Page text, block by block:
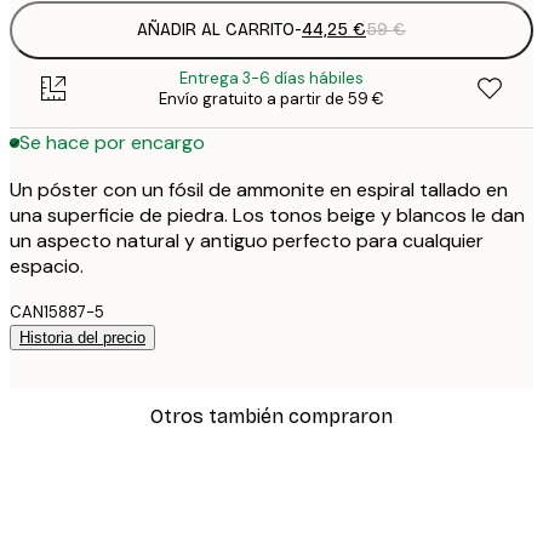
AÑADIR AL CARRITO-44,25 €59 €
Entrega 3-6 días hábiles
Envío gratuito a partir de 59 €
Se hace por encargo
Un póster con un fósil de ammonite en espiral tallado en
una superficie de piedra. Los tonos beige y blancos le dan
un aspecto natural y antiguo perfecto para cualquier
espacio.
CAN15887-5
Historia del precio
Otros también compraron